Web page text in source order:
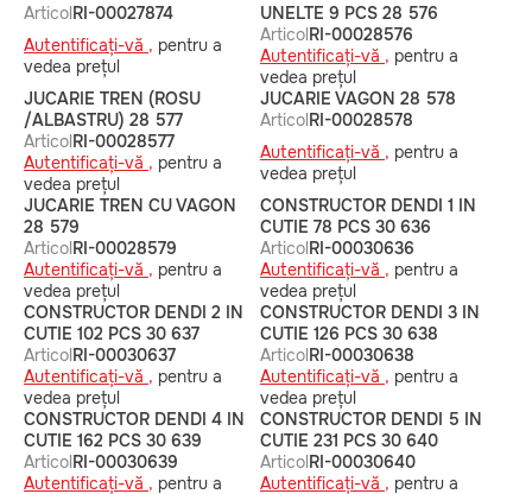
ArticolRI-00027874
Autentificați-vă , pentru a
vedea prețul
UNELTE 9 PCS 28 576
ArticolRI-00028576
Autentificați-vă , pentru a
vedea prețul
JUCARIE TREN (ROSU
/ALBASTRU) 28 577
ArticolRI-00028577
Autentificați-vă , pentru a
vedea prețul
JUCARIE VAGON 28 578
ArticolRI-00028578
Autentificați-vă , pentru a
vedea prețul
JUCARIE TREN CU VAGON
28 579
ArticolRI-00028579
Autentificați-vă , pentru a
vedea prețul
CONSTRUCTOR DENDI 1 IN
CUTIE 78 PCS 30 636
ArticolRI-00030636
Autentificați-vă , pentru a
vedea prețul
CONSTRUCTOR DENDI 2 IN
CUTIE 102 PCS 30 637
ArticolRI-00030637
Autentificați-vă , pentru a
vedea prețul
CONSTRUCTOR DENDI 3 IN
CUTIE 126 PCS 30 638
ArticolRI-00030638
Autentificați-vă , pentru a
vedea prețul
CONSTRUCTOR DENDI 4 IN
CUTIE 162 PCS 30 639
ArticolRI-00030639
Autentificați-vă , pentru a
CONSTRUCTOR DENDI 5 IN
CUTIE 231 PCS 30 640
ArticolRI-00030640
Autentificați-vă , pentru a